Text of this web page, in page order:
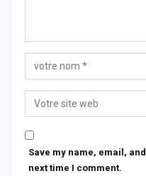
Save my name, email,
next time I comment.